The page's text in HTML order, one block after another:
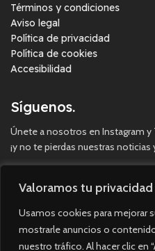
Valoramos tu privacidad
Usamos cookies para mejorar
mostrarle anuncios o
nuestro tráfico. Al hacer clic en
Términos y condiciones
Aviso legal
Política de privacidad
Política de cookies
Accesibilidad
Síguenos.
Únete a nosotros en Instagram y
¡y no te pierdas nuestras